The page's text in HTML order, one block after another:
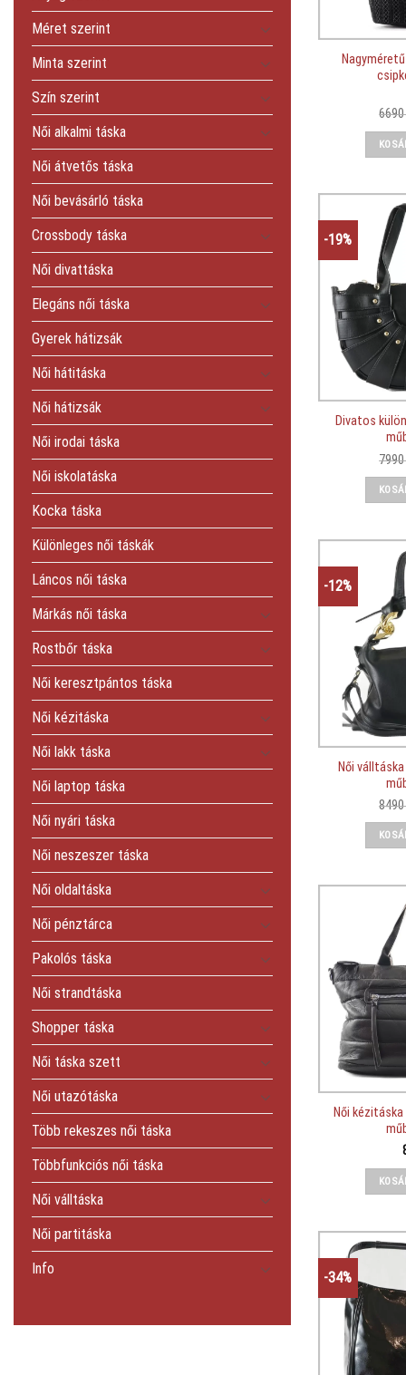
Méret szerint
Minta szerint
Szín szerint
Női alkalmi táska
Női átvetős táska
Női bevásárló táska
Crossbody táska
Női divattáska
Elegáns női táska
Gyerek hátizsák
Női hátitáska
Női hátizsák
Női irodai táska
Női iskolatáska
Kocka táska
Különleges női táskák
Láncos női táska
Márkás női táska
Rostbőr táska
Női keresztpántos táska
Női kézitáska
Női lakk táska
Női laptop táska
Női nyári táska
Női neszeszer táska
Női oldaltáska
Női pénztárca
Pakolós táska
Női strandtáska
Shopper táska
Női táska szett
Női utazótáska
Több rekeszes női táska
Többfunkciós női táska
Női válltáska
Női partitáska
Info
-19%
Divatos
-12%
Női
Női
-34%